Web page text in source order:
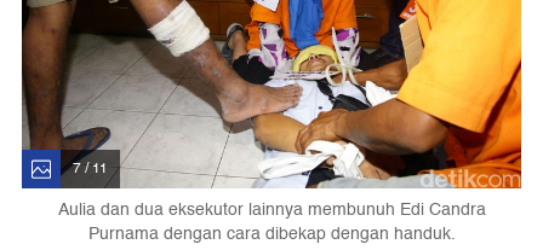
7 / 11
Aulia dan dua eksekutor lainnya membunuh Edi Candra
Purnama dengan cara dibekap dengan handuk.